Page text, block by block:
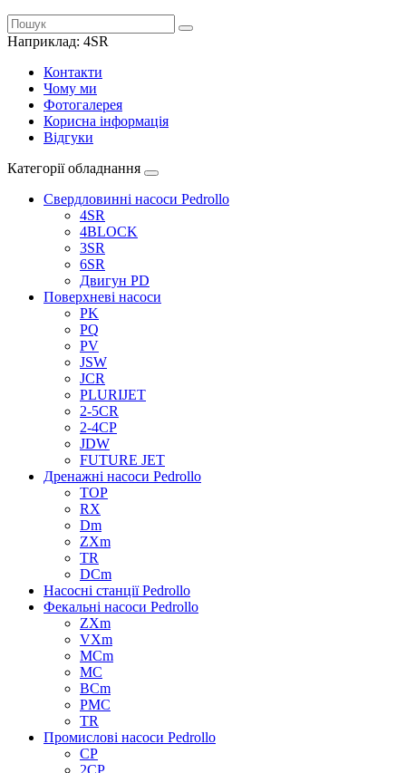
Наприклад: 4SR
Контакти
Чому ми
Фотогалерея
Корисна інформація
Відгуки
Категорії обладнання
Свердловинні насоси Pedrollo
4SR
4BLOCK
3SR
6SR
Двигун PD
Поверхневі насоси
PK
PQ
PV
JSW
JCR
PLURIJET
2-5CR
2-4CP
JDW
FUTURE JET
Дренажні насоси Pedrollo
TOP
RX
Dm
ZXm
TR
DCm
Насосні станції Pedrollo
Фекальні насоси Pedrollo
ZXm
VXm
MCm
MC
BCm
PMC
TR
Промислові насоси Pedrollo
CP
2CP